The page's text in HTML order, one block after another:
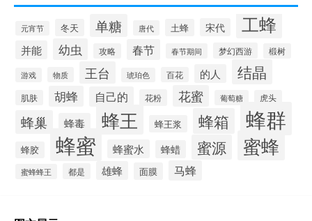
元宵节 冬天 单糖 唐代 土蜂 宋代 工蜂
并能 幼虫 攻略 春节 春节期间 梦幻西游 椴树
游戏 物质 王台 琥珀色 百花 的人 结晶
肌肤 胡蜂 自己的 花粉 花蜜 葡萄糖 虎头
蜂巢 蜂毒 蜂王 蜂王浆 蜂箱 蜂群
蜂胶 蜂蜜 蜂蜜水 蜂蜡 蜜源 蜜蜂
蜜蜂蜂王 都是 雄蜂 面膜 马蜂